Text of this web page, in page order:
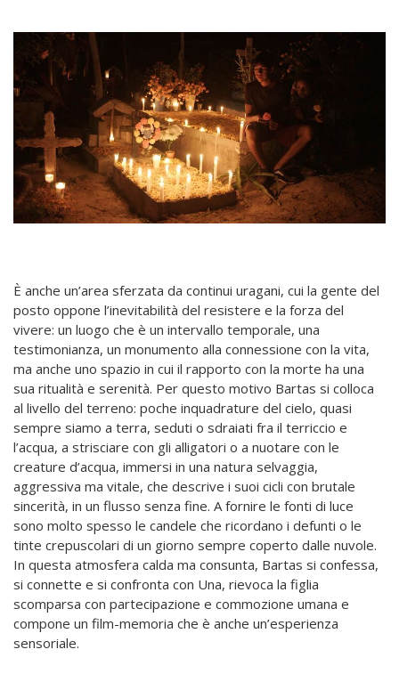
È anche un’area sferzata da continui uragani, cui la gente del
posto oppone l’inevitabilità del resistere e la forza del
vivere: un luogo che è un intervallo temporale, una
testimonianza, un monumento alla connessione con la vita,
ma anche uno spazio in cui il rapporto con la morte ha una
sua ritualità e serenità. Per questo motivo Bartas si colloca
al livello del terreno: poche inquadrature del cielo, quasi
sempre siamo a terra, seduti o sdraiati fra il terriccio e
l’acqua, a strisciare con gli alligatori o a nuotare con le
creature d’acqua, immersi in una natura selvaggia,
aggressiva ma vitale, che descrive i suoi cicli con brutale
sincerità, in un flusso senza fine. A fornire le fonti di luce
sono molto spesso le candele che ricordano i defunti o le
tinte crepuscolari di un giorno sempre coperto dalle nuvole.
In questa atmosfera calda ma consunta, Bartas si confessa,
si connette e si confronta con Una, rievoca la figlia
scomparsa con partecipazione e commozione umana e
compone un film-memoria che è anche un’esperienza
sensoriale.